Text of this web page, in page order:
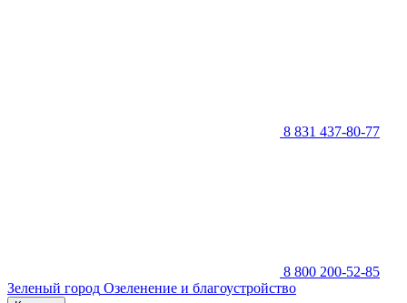
8 831 437-80-77
8 800 200-52-85
Зеленый город Озеленение и благоустройство